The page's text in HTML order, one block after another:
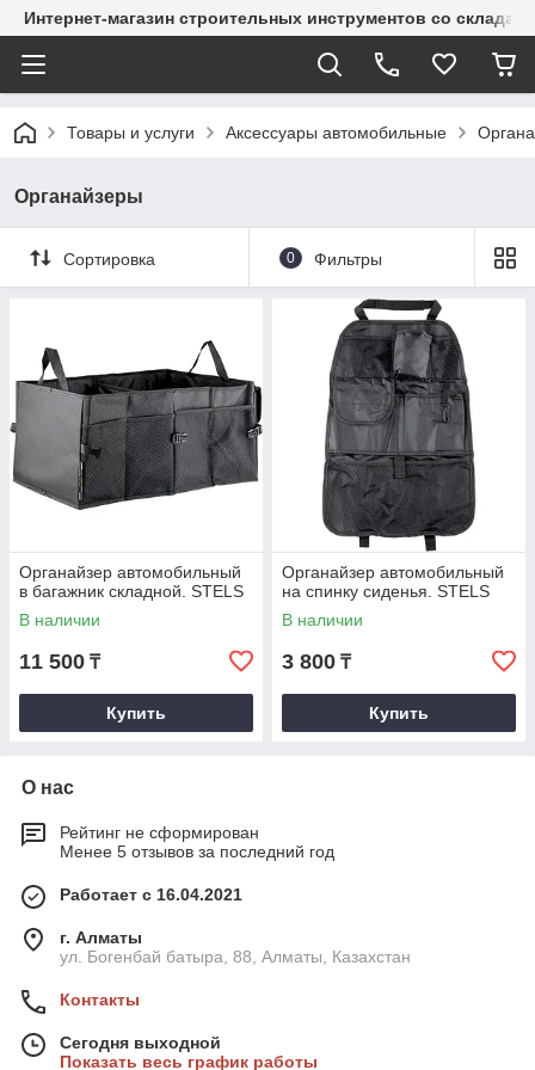
Интернет-магазин строительных инструментов со склада
Товары и услуги Аксессуары автомобильные
Органайзеры
Сортировка 0 Фильтры
Органайзер автомобильный
в багажник складной. STELS
В наличии
11 500 ₸
Купить
Органайзер автомобильный
на спинку сиденья. STELS
В наличии
3 800 ₸
Купить
О нас
Рейтинг не сформирован
Менее 5 отзывов за последний год
Работает с 16.04.2021
г. Алматы
ул. Богенбай батыра, 88, Алматы, Казахстан
Контакты
Сегодня выходной
Показать весь график работы